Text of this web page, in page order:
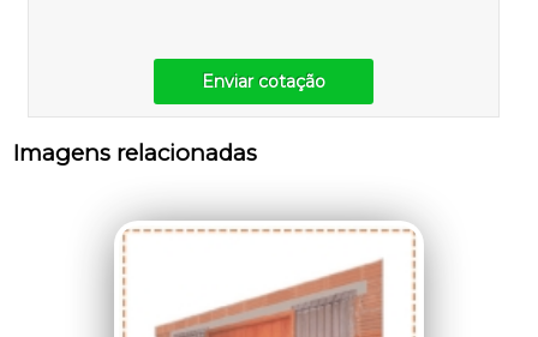
Enviar cotação
Imagens relacionadas